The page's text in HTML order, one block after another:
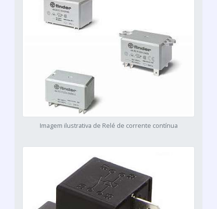
Imagem ilustrativa de Relé de corrente contínua